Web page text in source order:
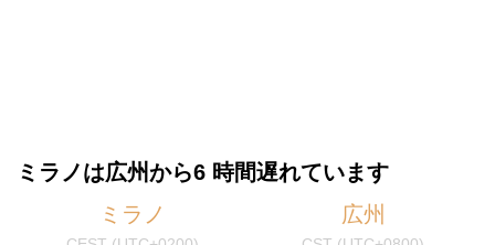
ミラノは広州から6 時間遅れています
ミラノ
広州